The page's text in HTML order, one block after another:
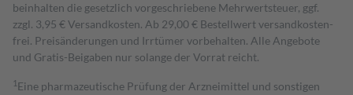
beinhalten die gesetzlich vorgeschriebene Mehrwertsteuer, ggf.
zzgl. 3,95 € Versandkosten. Ab 29,00 € Bestell­wert versand­kosten­
frei. Preisänderungen und Irrtümer vorbehalten. Alle Angebote
und Gratis-Beigaben nur solange der Vorrat reicht.
1 Eine pharmazeutische Prüfung der Arzneimittel und sonstigen